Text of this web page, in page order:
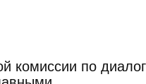
комиссии по